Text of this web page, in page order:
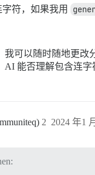
符，如果我用
我可以随时随地更改
AI 能否理解包含连字
2024 年1
2